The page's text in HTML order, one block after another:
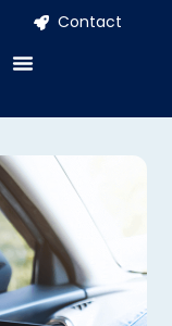
Contact